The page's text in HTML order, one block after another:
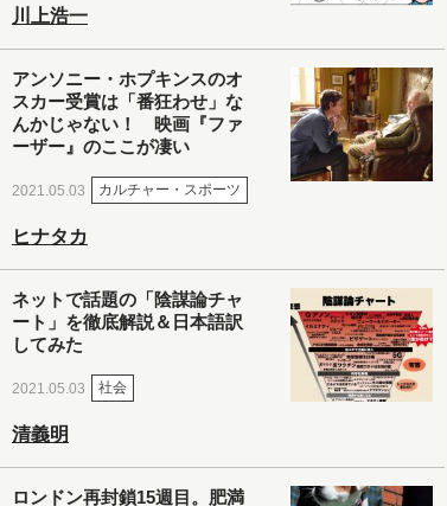
川上浩一
アンソニー・ホプキンスのオ
スカー受賞は「番狂わせ」な
んかじゃない！ 映画『ファ
ーザー』のここが凄い
2021.05.03 カルチャー・スポーツ
ヒナタカ
ネットで話題の「陰謀論チャ
ート」を徹底解説＆日本語訳
してみた
2021.05.03 社会
清義明
ロンドン再封鎖15週目。肥満